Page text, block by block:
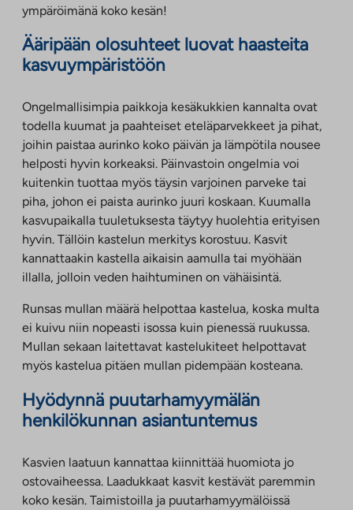
ympäröimänä koko kesän!
Ääripään olosuhteet luovat haasteita
kasvuympäristöön
Ongelmallisimpia paikkoja kesäkukkien kannalta ovat
todella kuumat ja paahteiset eteläparvekkeet ja pihat,
joihin paistaa aurinko koko päivän ja lämpötila nousee
helposti hyvin korkeaksi. Päinvastoin ongelmia voi
kuitenkin tuottaa myös täysin varjoinen parveke tai
piha, johon ei paista aurinko juuri koskaan. Kuumalla
kasvupaikalla tuuletuksesta täytyy huolehtia erityisen
hyvin. Tällöin kastelun merkitys korostuu. Kasvit
kannattaakin kastella aikaisin aamulla tai myöhään
illalla, jolloin veden haihtuminen on vähäisintä.
Runsas mullan määrä helpottaa kastelua, koska multa
ei kuivu niin nopeasti isossa kuin pienessä ruukussa.
Mullan sekaan laitettavat kastelukiteet helpottavat
myös kastelua pitäen mullan pidempään kosteana.
Hyödynnä puutarhamyymälän
henkilökunnan asiantuntemus
Kasvien laatuun kannattaa kiinnittää huomiota jo
ostovaiheessa. Laadukkaat kasvit kestävät paremmin
koko kesän. Taimistoilla ja puutarhamyymälöissä